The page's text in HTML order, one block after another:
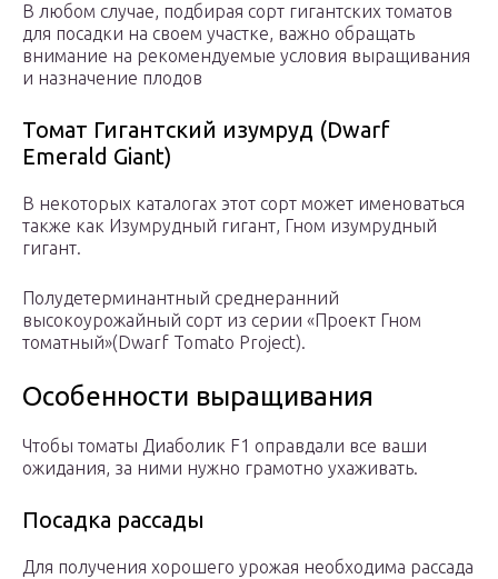
В любом случае, подбирая сорт гигантских томатов
для посадки на своем участке, важно обращать
внимание на рекомендуемые условия выращивания
и назначение плодов
Томат Гигантский изумруд (Dwarf
Emerald Giant)
В некоторых каталогах этот сорт может именоваться
также как Изумрудный гигант, Гном изумрудный
гигант.
Полудетерминантный среднеранний
высокоурожайный сорт из серии «Проект Гном
томатный»(Dwarf Tomato Project).
Особенности выращивания
Чтобы томаты Диаболик F1 оправдали все ваши
ожидания, за ними нужно грамотно ухаживать.
Посадка рассады
Для получения хорошего урожая необходима рассада